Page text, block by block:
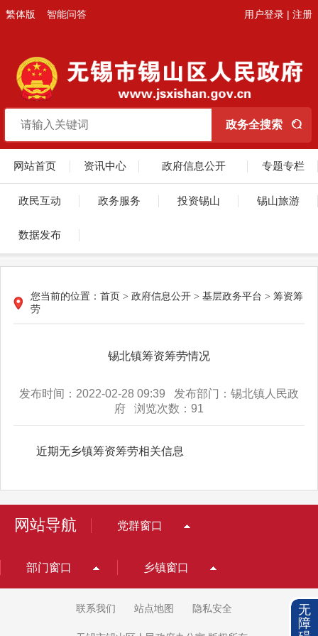
繁体版 智能问答 用户登录 | 注册
网站首页 资讯中心 政府信息公开 专题专栏
政民互动 政务服务 投资锡山 锡山旅游
数据发布
您当前的位置： 首页 > 政府信息公开 > 基层政务平台 > 筹资筹
劳
锡北镇筹资筹劳情况
发布时间：2022-02-28 09:39 发布部门：锡北镇人民政
府 浏览次数： 91
近期无乡镇筹资筹劳相关信息
网站导航 党群窗口
部门窗口 乡镇窗口
联系我们 站点地图 隐私安全
无
障